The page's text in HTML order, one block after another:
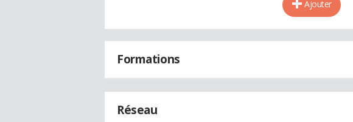
Ajouter
Formations
Réseau